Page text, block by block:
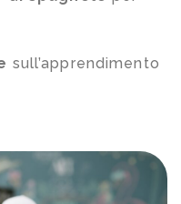
sull’apprendimento